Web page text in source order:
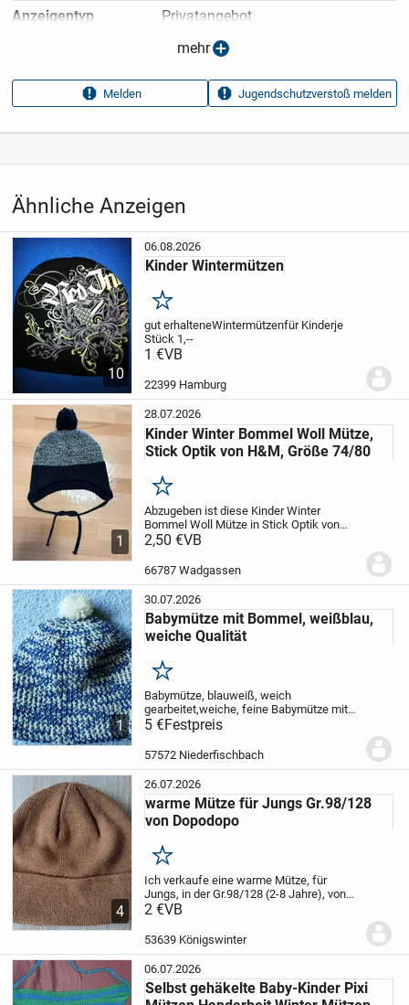
Ähnliche Anzeigen
10
06.08.2026
Kinder Wintermützen
Merken
gut erhalteneWintermützenfür Kinderje
Stück 1,--
1 €VB
22399 Hamburg
1
28.07.2026
Kinder Winter Bommel Woll Mütze,
Stick Optik von H&M, Größe 74/80
Merken
Abzugeben ist diese Kinder Winter
Bommel Woll Mütze in Stick Optik von
H&M.
Größe: 74/80
Beschädigungen, da Kaum getragen.
Tierfreier Nichtraucher Haushalt.
Versand möglich...
2,50 €VB
66787 Wadgassen
1
30.07.2026
Babymütze mit Bommel, weißblau,
weiche Qualität
Merken
Babymütze, blauweiß, weich
gearbeitet,weiche, feine Babymütze mit
angenehmen Tragegefühl, mit weißer
Umfang: Ca. 44 cm,
dehnbarZustand: Ungetragen, neu,
sauber, aus Nichtraucherhaushalt
5 €Festpreis
57572 Niederfischbach
4
26.07.2026
warme Mütze für Jungs Gr.98/128
von Dopodopo
Merken
Ich verkaufe eine warme Mütze, für
Jungs, in der Gr.98/128 (2-8 Jahre), von
Dopodopo (Takko), in der Farbe braun,
Schnack. Die Mütze wurde getragen, sie
2 €VB
53639 Königswinter
06.07.2026
Selbst gehäkelte Baby-Kinder Pixi
Anzeigen­typ
Privatangebot
08.07.2026
Anzeigen­kennung
c6f49736
Aufrufe dieser
70
Babykleidung›Babymützen
mehr
Melden Jugendschutzverstoß melden